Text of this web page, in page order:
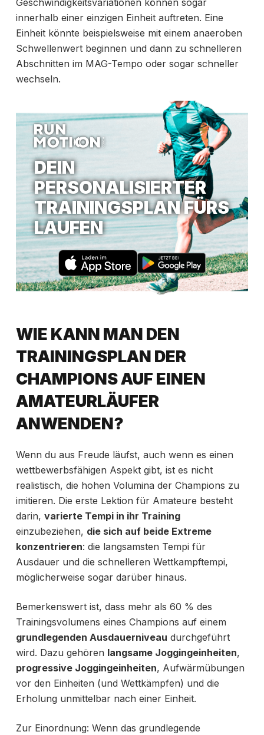
Geschwindigkeitsvariationen können sogar
innerhalb einer einzigen Einheit auftreten. Eine
Einheit könnte beispielsweise mit einem anaeroben
Schwellenwert beginnen und dann zu schnelleren
Abschnitten im MAG-Tempo oder sogar schneller
wechseln.
DEIN
PERSONALISIERTER
TRAININGSPLAN FÜRS
LAUFEN
WIE KANN MAN DEN
TRAININGSPLAN DER
CHAMPIONS AUF EINEN
AMATEURLÄUFER
ANWENDEN?
Wenn du aus Freude läufst, auch wenn es einen
wettbewerbsfähigen Aspekt gibt, ist es nicht
realistisch, die hohen Volumina der Champions zu
imitieren. Die erste Lektion für Amateure besteht
darin, varierte Tempi in ihr Training
einzubeziehen, die sich auf beide Extreme
konzentrieren: die langsamsten Tempi für
Ausdauer und die schnelleren Wettkampftempi,
möglicherweise sogar darüber hinaus.
Bemerkenswert ist, dass mehr als 60 % des
Trainingsvolumens eines Champions auf einem
grundlegenden Ausdauerniveau durchgeführt
wird. Dazu gehören langsame Joggingeinheiten,
progressive Joggingeinheiten, Aufwärmübungen
vor den Einheiten (und Wettkämpfen) und die
Erholung unmittelbar nach einer Einheit.
Zur Einordnung: Wenn das grundlegende